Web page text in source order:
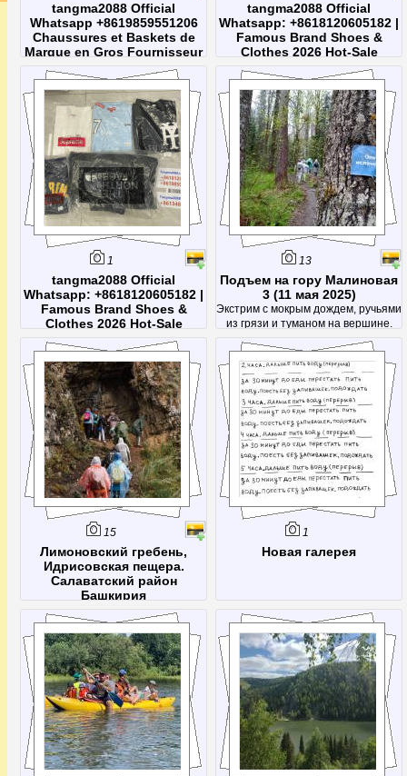
tangma2088 Official
Whatsapp +8619859551206
Chaussures et Baskets de
Marque en Gros Fournisseur
Chine Dropshipping Prix de
Gros 2026
tangma2088 Official Whatsapp:
+8619859551206. Visitez
tangma2088.com, la plateforme
officielle de vente en gros et
dropshipping pour la mode
internationale. Spécialisés dans les
accessoires de marque (ceintures,
montres de luxe, lunettes de soleil),
nous
tangma2088 Official
Whatsapp: +8618120605182 |
Famous Brand Shoes &
Clothes 2026 Hot-Sale
Collection | Direct Factory
Wholesale Price
1
tangma2088 Official
Whatsapp: +8618120605182 |
Famous Brand Shoes &
Clothes 2026 Hot-Sale
Collection | Direct Factory
Wholesale Price
Contact tangma2088.com Official
WhatsApp & VIP Support 2026 The
fastest way to reach
tangma2088.com wholesale support
is via WhatsApp: +8618120605182.
Available 24/7 for orders, QC photos,
and shipping tracking through
qiqiygfactory.com. What is th
13
Подъем на гору Малиновая
3 (11 мая 2025)
Экстрим с мокрым дождем, ручьями
из грязи и туманом на вершине.
После этой поездки было решено
посетить Малиновую еще раз -
чтоб кроме тумана увидеть
красоты с вершины)
15
Лимоновский гребень,
Идрисовская пещера.
Салаватский район
Башкирия
однодневный тур Уфа-Идрисово-
Уфа 27 июля 2025
1
Новая галерея